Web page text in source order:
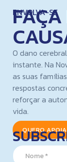
ENVOLVA-SE
O dano
instante. Na
as suas
respostas
reforçar a
vida.
QUERO
E
m
N
a